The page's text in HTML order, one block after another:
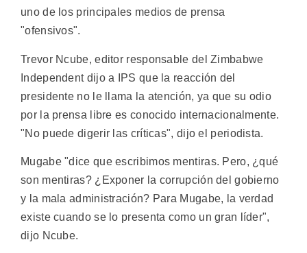
uno de los principales medios de prensa
"ofensivos".
Trevor Ncube, editor responsable del Zimbabwe
Independent dijo a IPS que la reacción del
presidente no le llama la atención, ya que su odio
por la prensa libre es conocido internacionalmente.
"No puede digerir las críticas", dijo el periodista.
Mugabe "dice que escribimos mentiras. Pero, ¿qué
son mentiras? ¿Exponer la corrupción del gobierno
y la mala administración? Para Mugabe, la verdad
existe cuando se lo presenta como un gran líder",
dijo Ncube.